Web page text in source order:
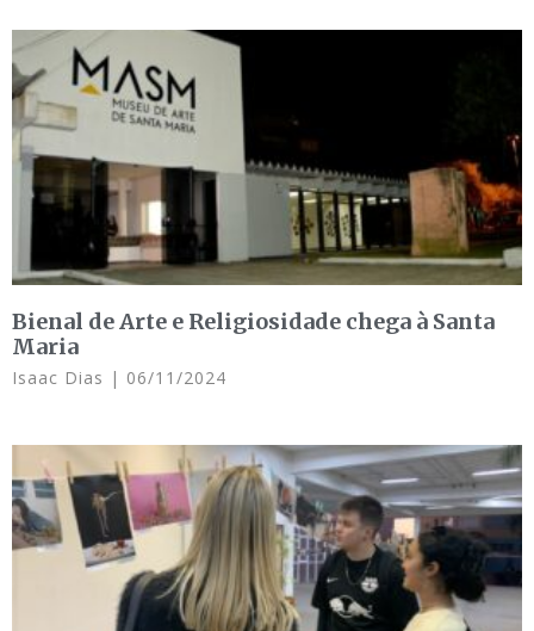
Bienal de Arte e Religiosidade chega à Santa
Maria
Isaac Dias 06/11/2024